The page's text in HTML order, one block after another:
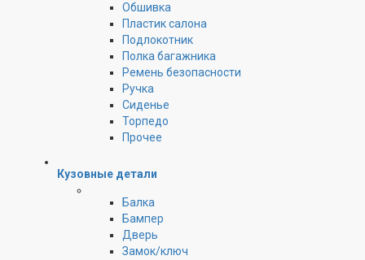
Обшивка
Пластик салона
Подлокотник
Полка багажника
Ремень безопасности
Ручка
Сиденье
Торпедо
Прочее
Кузовные детали
Балка
Бампер
Дверь
Замок/ключ